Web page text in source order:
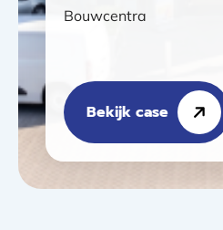
Bouwcentra
Bekijk case